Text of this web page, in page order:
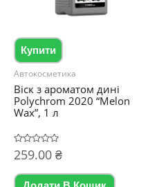
Купити
Автокосметика
Віск з ароматом дині
Polychrom 2020 “Melon
Wax”, 1 л
Оцінено
в
з
259.00 ₴